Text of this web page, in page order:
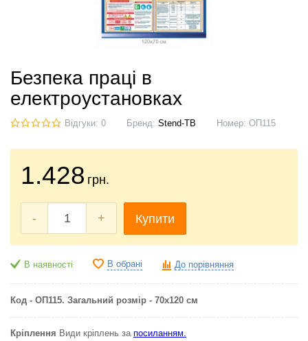
Безпека праці в
електроустановках
Відгуки: 0 Бренд: Stend-TB Номер: ОП115
1.428 грн.
- + Купити
В наявності В обрані До порівняння
Код - ОП115. Загальний розмір - 70х120 см
Кріплення Види кріплень за посиланням.